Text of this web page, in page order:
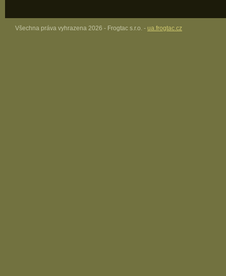
Všechna práva vyhrazena 2026 - Frogtac s.r.o. - ua.frogtac.cz